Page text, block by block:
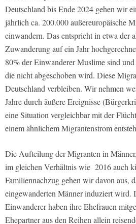
Deutschland bis Ende 2024 gehen wir
jährlich ca. 200.000 außereuropäische
einwandern. Das entspricht in etwa der
Zuwanderung auf ein Jahr
80% der Einwanderer Muslime sind
die nicht abgeschoben wird. Diese
Deutschland verbleiben. Wir nehmen
Jahre durch äußere Ereignisse
eine Situation vergleichbar mit der
einem ähnlichem Migrantenstrom
Die Aufteilung der Migranten in
im gleichen Verhältnis wie 2016 auch
Familiennachzug gehen wir davon aus,
eingewanderten Männer induziert wird.
Einwanderer haben ihre Ehefrauen
Ehepartner aus den Reihen allein